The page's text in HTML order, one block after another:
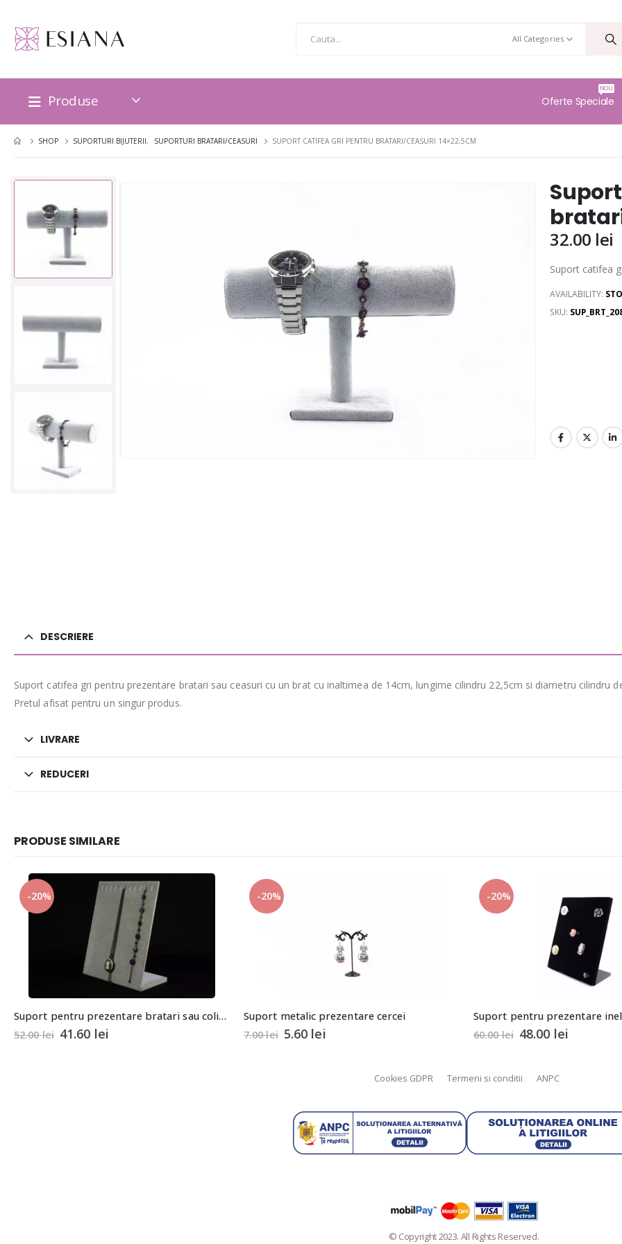
All Categories
Produse Oferte Speciale
NOU
SHOP SUPORTURI BIJUTERII, SUPORTURI BRATARI/CEASURI SUPORT CATIFEA GRI PENTRU BRATARI/CEASURI 14×22,5CM
32.00 lei
Suport catifea
AVAILABILITY:
SKU:
DESCRIERE
Suport catifea gri pentru prezentare bratari sau ceasuri cu un brat cu inaltimea de 14cm, lungime cilindru 22,5cm si diametru cilindru
Pretul afisat pentru un singur produs.
LIVRARE
REDUCERI
PRODUSE SIMILARE
-20%
Suport pentru prezentare bratari sau coliere tip rama 24x20cm
52.00lei 41.60 lei
-20%
Suport metalic prezentare cercei
7.00lei 5.60 lei
-20%
60.00lei 48.00 lei
Cookies GDPR Termeni si conditii ANPC
© Copyright 2023. All Rights Reserved.